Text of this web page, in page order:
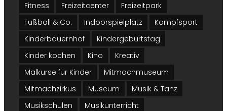
Fitness
Freizeitcenter
Freizeitpark
Fußball & Co.
Indoorspielplatz
Kampfsport
Kinderbauernhof
Kindergeburtstag
Kinder kochen
Kino
Kreativ
Malkurse für Kinder
Mitmachmuseum
Mitmachzirkus
Museum
Musik & Tanz
Musikschulen
Musikunterricht